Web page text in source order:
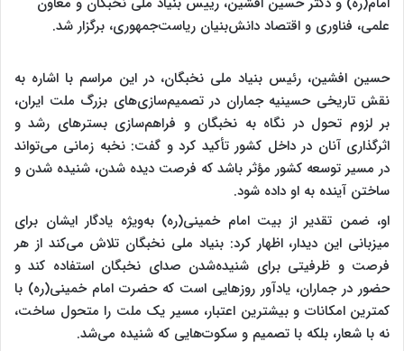
علمی، فناوری و اقتصاد دانش‌بنیان ریاست‌جمهوری، برگزار شد.
حسین افشین، رئیس بنیاد ملی نخبگان، در این مراسم با اشاره به
نقش تاریخی حسینیه جماران در تصمیم‌سازی‌های بزرگ ملت ایران،
بر لزوم تحول در نگاه به نخبگان و فراهم‌سازی بسترهای رشد و
اثرگذاری آنان در داخل کشور تأکید کرد و گفت: نخبه زمانی می‌تواند
در مسیر توسعه کشور مؤثر باشد که فرصت دیده شدن، شنیده شدن و
ساختن آینده به او داده شود.
او، ضمن تقدیر از بیت امام خمینی(ره) به‌ویژه یادگار ایشان برای
میزبانی این دیدار، اظهار کرد: بنیاد ملی نخبگان تلاش می‌کند از هر
فرصت و ظرفیتی برای شنیده‌شدن صدای نخبگان استفاده کند و
حضور در جماران، یادآور روزهایی است که حضرت امام خمینی(ره) با
کمترین امکانات و بیشترین اعتبار، مسیر یک ملت را متحول ساخت،
نه با شعار، بلکه با تصمیم و سکوت‌هایی که شنیده می‌شد.